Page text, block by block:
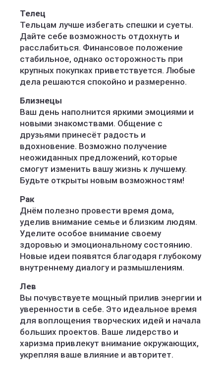
Телец
Тельцам лучше избегать спешки и суеты.
Дайте себе возможность отдохнуть и
расслабиться. Финансовое положение
стабильное, однако осторожность при
крупных покупках приветствуется. Любые
дела решаются спокойно и размеренно.
Близнецы
Ваш день наполнится яркими эмоциями и
новыми знакомствами. Общение с
друзьями принесёт радость и
вдохновение. Возможно получение
неожиданных предложений, которые
смогут изменить вашу жизнь к лучшему.
Будьте открыты новым возможностям!
Рак
Днём полезно провести время дома,
уделив внимание семье и близким людям.
Уделите особое внимание своему
здоровью и эмоциональному состоянию.
Новые идеи появятся благодаря глубокому
внутреннему диалогу и размышлениям.
Лев
Вы почувствуете мощный прилив энергии и
уверенности в себе. Это идеальное время
для воплощения творческих идей и начала
больших проектов. Ваше лидерство и
харизма привлекут внимание окружающих,
укрепляя ваше влияние и авторитет.